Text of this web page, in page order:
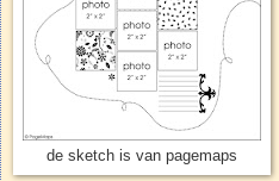
de sketch is van pagemaps